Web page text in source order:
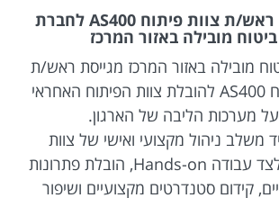
דרוש/ה ראש/ת צוות פיתוח AS400 לחברת
ביטוח מובילה באזור המרכז
מובילה באזור המרכז מגייסת ראש/ת
צוות פיתוח AS400 להובלת צוות הפיתוח האחראי
על מערכות הליבה של הארגון.
משלב ניהול מקצועי ואישי של צוות
מפתחים לצד עבודה Hands-on, הובלת פתרונות
קידום סטנדרטים מקצועיים ושיפור